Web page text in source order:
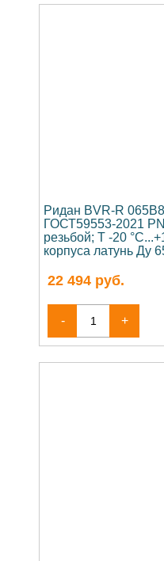
Ридан BVR-R
ГОСТ59553-2021
резьбой; Т -20
корпуса латунь Ду
22 494 руб.
- +